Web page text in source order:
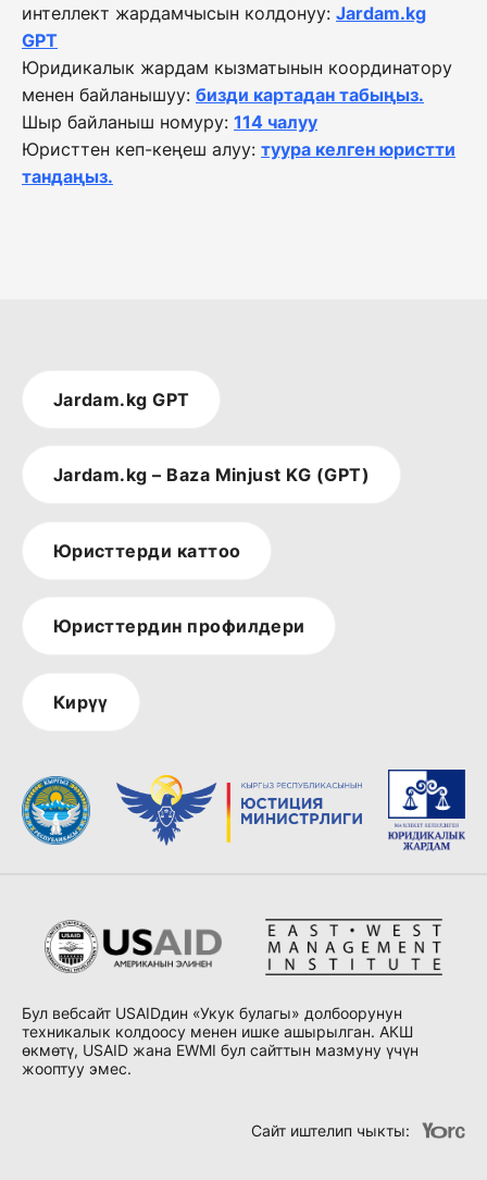
интеллект жардамчысын колдонуу: Jardam.kg
GPT
Юридикалык жардам кызматынын координатору
менен байланышуу: бизди картадан табыңыз.
Шыр байланыш номуру: 114 чалуу
Юристтен кеп-кеңеш алуу: туура келген юристти
тандаңыз.
Jardam.kg GPT
Jardam.kg – Baza Minjust KG (GPT)
Юристтерди каттоо
Юристтердин профилдери
Кирүү
Бул вебсайт USAIDдин «Укук булагы» долбоорунун
техникалык колдоосу менен ишке ашырылган. АКШ
өкмөтү, USAID жана EWMI бул сайттын мазмуну үчүн
жооптуу эмес.
Сайт иштелип чыкты: